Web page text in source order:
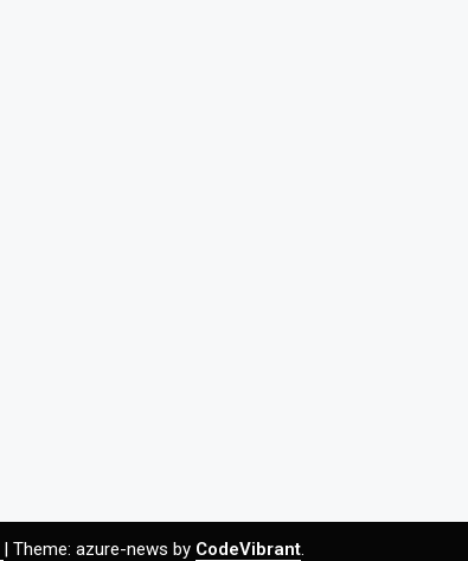
| Theme: azure-news by CodeVibrant.